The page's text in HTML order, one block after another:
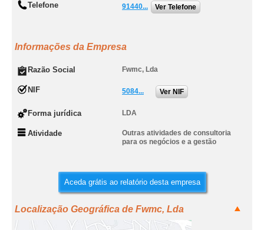
Telefone 91440... Ver Telefone
Informações da Empresa
Razão Social Fwmc, Lda
NIF 5084... Ver NIF
Forma jurídica LDA
Atividade
Outras atividades de consultoria
para os negócios e a gestão
Aceda grátis ao relatório desta empresa
Localização Geográfica de Fwmc, Lda